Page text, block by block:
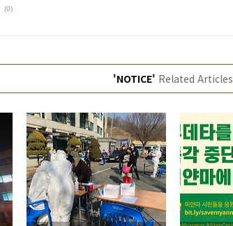
(0)
'NOTICE' Related Articles